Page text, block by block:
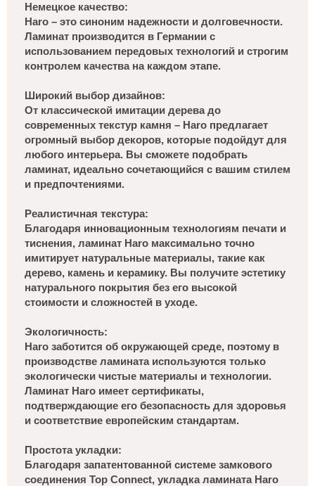
Немецкое качество:
Haro – это синоним надежности и долговечности.
Ламинат производится в Германии с
использованием передовых технологий и строгим
контролем качества на каждом этапе.
Широкий выбор дизайнов:
От классической имитации дерева до
современных текстур камня – Haro предлагает
огромный выбор декоров, которые подойдут для
любого интерьера. Вы сможете подобрать
ламинат, идеально сочетающийся с вашим стилем
и предпочтениями.
Реалистичная текстура:
Благодаря инновационным технологиям печати и
тиснения, ламинат Haro максимально точно
имитирует натуральные материалы, такие как
дерево, камень и керамику. Вы получите эстетику
натурального покрытия без его высокой
стоимости и сложностей в уходе.
Экологичность:
Haro заботится об окружающей среде, поэтому в
производстве ламината используются только
экологически чистые материалы и технологии.
Ламинат Haro имеет сертификаты,
подтверждающие его безопасность для здоровья
и соответствие европейским стандартам.
Простота укладки:
Благодаря запатентованной системе замкового
соединения Top Connect, укладка ламината Haro